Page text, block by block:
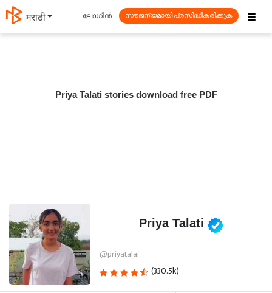
मराठी ☰
ലോഗിൻ സൗജന്യമായി പ്രസിദ്ധീകരിക്കുക
Priya Talati stories download free PDF
Priya Talati
@priyatalai
(330.5k)